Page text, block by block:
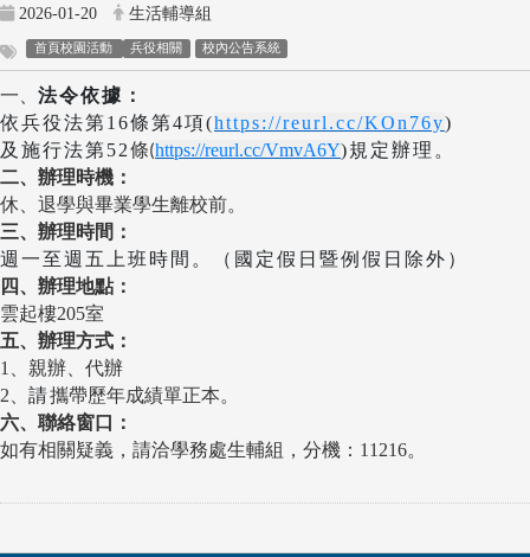
2026-01-20 生活輔導組
首頁校園活動 兵役相關 校內公告系統
一、 法令依據：
依兵役法第16條第4項(https://reurl.cc/KOn76y)
及施行法第52條(https://reurl.cc/VmvA6Y)規定辦理。
二、辦理時機：
休、退學與畢業學生離校前。
三、辦理時間：
週一至週五上班時間。（國定假日暨例假日除外）
四、辦理地點：
雲起樓205室
五、辦理方式：
1
、親辦、代辦
2
請攜帶歷年成績單正本。
六、聯絡窗口：
如有相關疑義，請洽學務處生輔組 ， 分機：11216。